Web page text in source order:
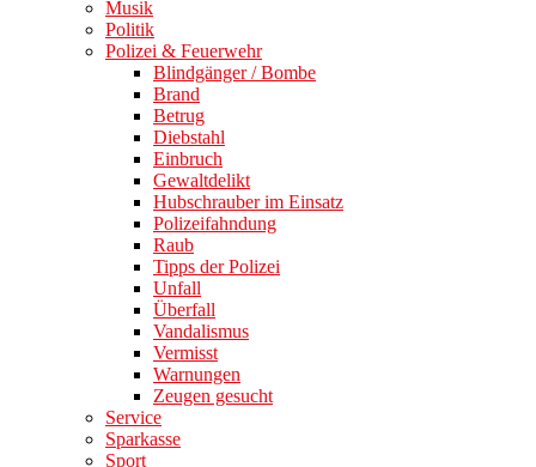
Musik
Politik
Polizei & Feuerwehr
Blindgänger / Bombe
Brand
Betrug
Diebstahl
Einbruch
Gewaltdelikt
Hubschrauber im Einsatz
Polizeifahndung
Raub
Tipps der Polizei
Unfall
Überfall
Vandalismus
Vermisst
Warnungen
Zeugen gesucht
Service
Sparkasse
Sport